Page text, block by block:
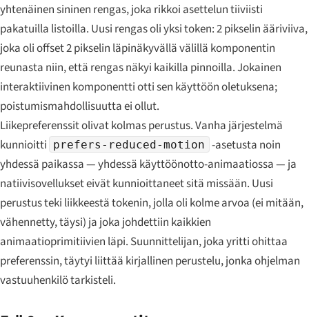
yhtenäinen sininen rengas, joka rikkoi asettelun tiiviisti
pakatuilla listoilla. Uusi rengas oli yksi token: 2 pikselin ääriviiva,
joka oli offset 2 pikselin läpinäkyvällä välillä komponentin
reunasta niin, että rengas näkyi kaikilla pinnoilla. Jokainen
interaktiivinen komponentti otti sen käyttöön oletuksena;
poistumismahdollisuutta ei ollut.
Liikepreferenssit olivat kolmas perustus. Vanha järjestelmä
kunnioitti prefers-reduced-motion -asetusta noin
yhdessä paikassa — yhdessä käyttöönotto-animaatiossa — ja
natiivisovellukset eivät kunnioittaneet sitä missään. Uusi
perustus teki liikkeestä tokenin, jolla oli kolme arvoa (ei mitään,
vähennetty, täysi) ja joka johdettiin kaikkien
animaatioprimitiivien läpi. Suunnittelijan, joka yritti ohittaa
preferenssin, täytyi liittää kirjallinen perustelu, jonka ohjelman
vastuuhenkilö tarkisteli.